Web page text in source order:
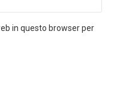
in questo browser per